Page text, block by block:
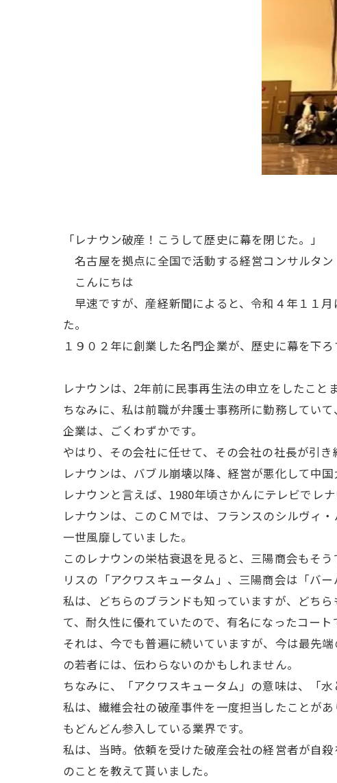
「レナウン破産！こうして歴史に幕を閉じた。」
名古屋を拠点に全国で活動する経営コンサルタン
こんにちは
早速ですが、産経新聞によると、令和４年１１
た。
１９０２年に創業した名門企業が、歴史に幕を下ろ
レナウンは、2年前に民事再生法の申立をしたこと
ちなみに、私は前職が弁護士事務所に勤務してい
企業は、ごくわずかです。
やはり、その会社に任せて、その会社の社長が引
レナウンは、バブル崩壊以降、経営が悪化して中
レナウンと言えば、1980年頃さかんにテレビでレ
レナウンは、このＣＭでは、フランスのシルヴィ
一世風靡していました。
このレナウンの栄枯衰退を見ると、三陽商会もそ
リスの「アクワスキュータム」、三陽商会は「バ
私は、どちらのブランドも知っていますが、どち
て、耐久性に優れていたので、有名になったコート
それは、今でも普遍に続いていますが、今は最先
の若者には、伝わらないのかもしれません。
ちなみに、「アクワスキュータム」の意味は、「水
私は、繊維会社の破産事件を一度担当したことが
もどんどん参入している業界です。
私は、当時。依頼を受けた破産会社の経営者が自
のことを教えて貰いました。